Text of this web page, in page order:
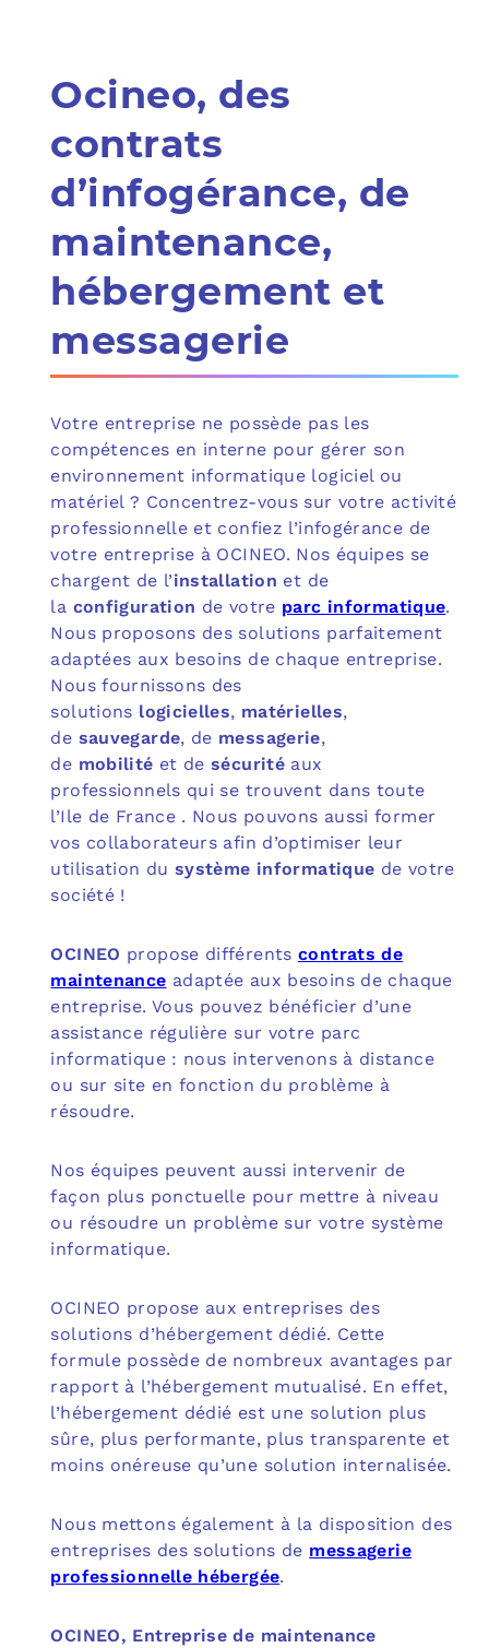
Ocineo, des
contrats
d’infogérance, de
maintenance,
hébergement et
messagerie
Votre entreprise ne possède pas les
compétences en interne pour gérer son
environnement informatique logiciel ou
matériel ? Concentrez-vous sur votre activité
professionnelle et confiez l’infogérance de
votre entreprise à OCINEO. Nos équipes se
chargent de l’installation et de
la configuration de votre parc informatique.
Nous proposons des solutions parfaitement
adaptées aux besoins de chaque entreprise.
Nous fournissons des
solutions logicielles, matérielles,
de sauvegarde, de messagerie,
de mobilité et desécurité aux
professionnels qui se trouvent dans toute
l’Ile de France . Nous pouvons aussi former
vos collaborateurs afin d’optimiser leur
utilisation du système informatique de votre
société !
OCINEO propose différentscontrats de
maintenance adaptée aux besoins de chaque
entreprise. Vous pouvez bénéficier d’une
assistance régulière sur votre parc
informatique : nous intervenons à distance
ou sur site en fonction du problème à
résoudre.
Nos équipes peuvent aussi intervenir de
façon plus ponctuelle pour mettre à niveau
ou résoudre un problème sur votre système
informatique.
OCINEO propose aux entreprises des
solutions d’hébergement dédié. Cette
formule possède de nombreux avantages par
rapport à l’hébergement mutualisé. En effet,
l’hébergement dédié est une solution plus
sûre, plus performante, plus transparente et
moins onéreuse qu’une solution internalisée.
Nous mettons également à la disposition des
entreprises des solutions de messagerie
professionnelle hébergée.
OCINEO, Entreprise de maintenance